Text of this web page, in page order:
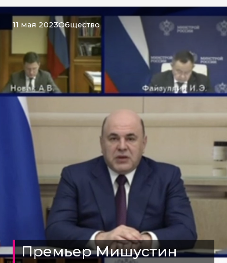
11 мая 2023Общество
Премьер Мишустин